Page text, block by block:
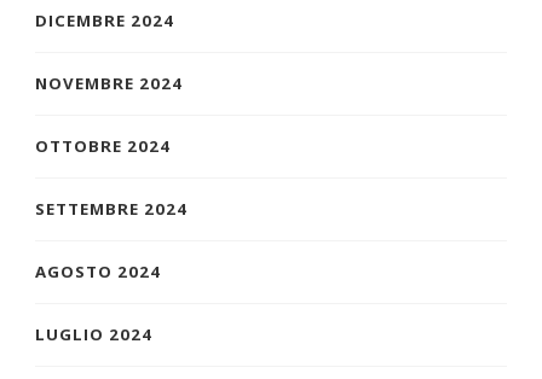
DICEMBRE 2024
NOVEMBRE 2024
OTTOBRE 2024
SETTEMBRE 2024
AGOSTO 2024
LUGLIO 2024